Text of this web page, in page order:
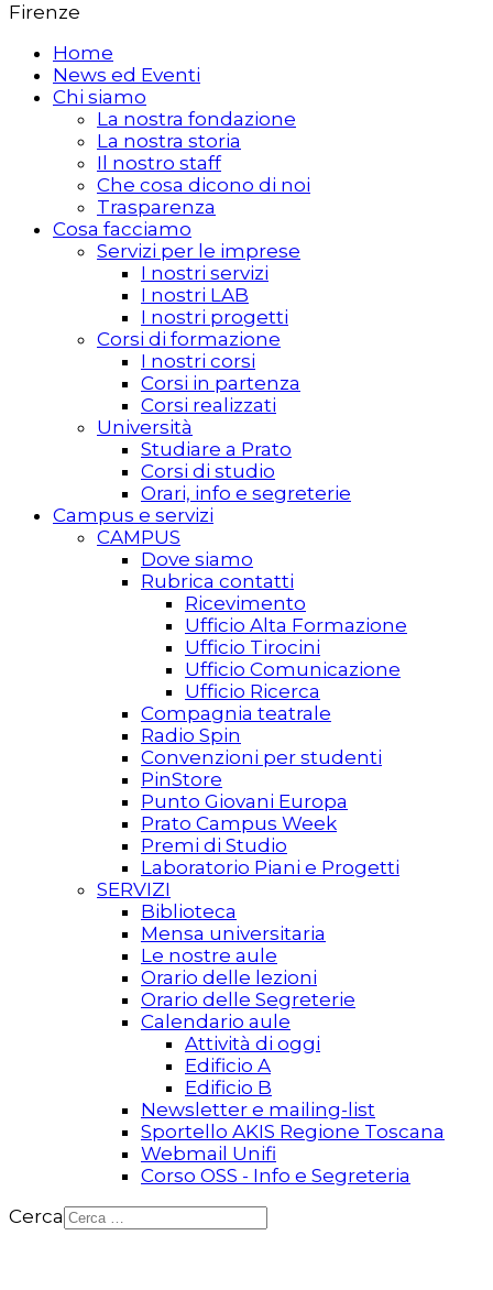
Firenze
Home
News ed Eventi
Chi siamo
La nostra fondazione
La nostra storia
Il nostro staff
Che cosa dicono di noi
Trasparenza
Cosa facciamo
Servizi per le imprese
I nostri servizi
I nostri LAB
I nostri progetti
Corsi di formazione
I nostri corsi
Corsi in partenza
Corsi realizzati
Università
Studiare a Prato
Corsi di studio
Orari, info e segreterie
Campus e servizi
CAMPUS
Dove siamo
Rubrica contatti
Ricevimento
Ufficio Alta Formazione
Ufficio Tirocini
Ufficio Comunicazione
Ufficio Ricerca
Compagnia teatrale
Radio Spin
Convenzioni per studenti
PinStore
Punto Giovani Europa
Prato Campus Week
Premi di Studio
Laboratorio Piani e Progetti
SERVIZI
Biblioteca
Mensa universitaria
Le nostre aule
Orario delle lezioni
Orario delle Segreterie
Calendario aule
Attività di oggi
Edificio A
Edificio B
Newsletter e mailing-list
Sportello AKIS Regione Toscana
Webmail Unifi
Corso OSS - Info e Segreteria
Cerca